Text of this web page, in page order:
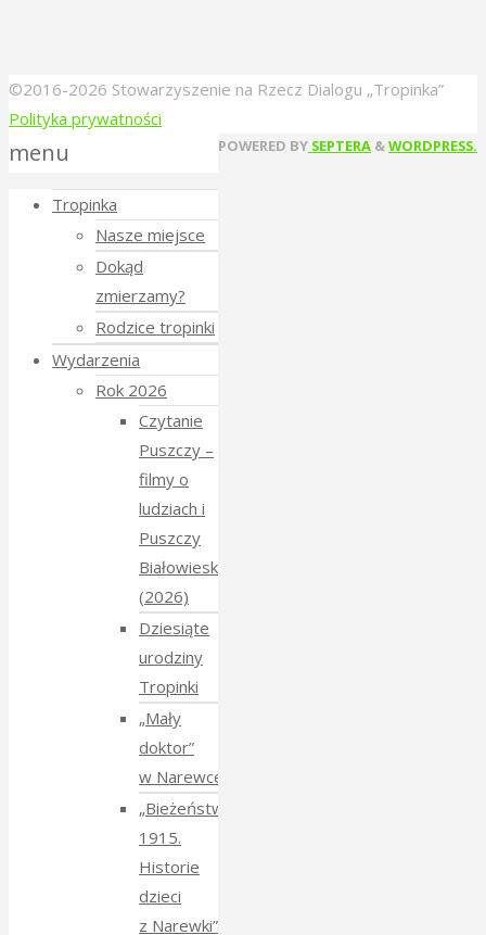
©2016-2026 Stowarzyszenie na Rzecz Dialogu „Tropinka”
Polityka prywatności
POWERED BY SEPTERA &WORDPRESS.
Back
Top
menu
Tropinka
Nasze miejsce
Dokąd
zmierzamy?
Rodzice tropinki
Wydarzenia
Rok 2026
Czytanie
Puszczy –
filmy o
ludziach i
Puszczy
Białowieskiej
(2026)
Dziesiąte
urodziny
Tropinki
„Mały
doktor”
w Narewce
„Bieżeństwo
1915.
Historie
dzieci
z Narewki”